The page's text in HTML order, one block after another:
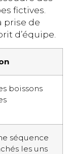
fictives.
prise de
d’équipe.
boissons
séquence
les uns